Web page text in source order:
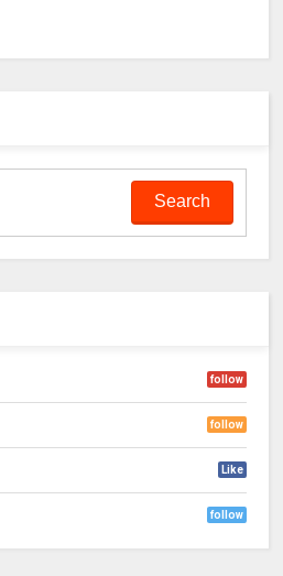
follow
follow
Like
follow